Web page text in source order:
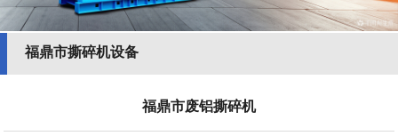
福鼎市撕碎机设备
福鼎市废铝撕碎机